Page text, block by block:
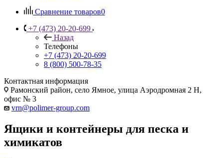
Сравнение товаров0
+7 (473) 20-20-699
Назад
Телефоны
+7 (473) 20-20-699
8 (800) 500-78-35
Контактная информация
Рамонский район, село Ямное, улица Аэродромная 2 Н,
офис № 3
vrn@polimer-group.com
Ящики и контейнеры для песка и
химикатов